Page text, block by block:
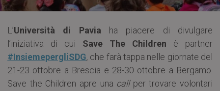
L’Università di Pavia ha piacere di divulgare
l’iniziativa di cui Save The Children è partner
#InsiemepergliSDG, che farà tappa nelle giornate del
21-23 ottobre a Brescia e 28-30 ottobre a Bergamo.
Save the Children apre una callper trovare volontari